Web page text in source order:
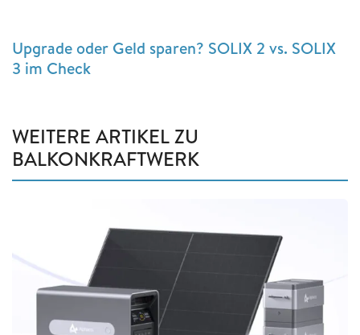
Upgrade oder Geld sparen? SOLIX 2 vs. SOLIX
3 im Check
WEITERE ARTIKEL ZU
BALKONKRAFTWERK